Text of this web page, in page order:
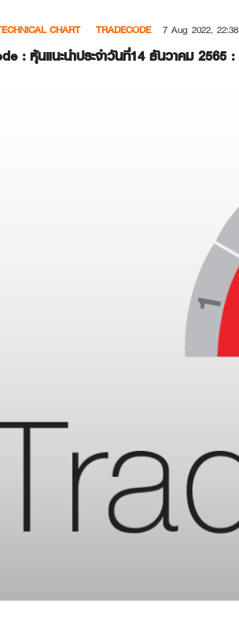
CHART TRADECODE 7 Aug 2022, 22:38
: หุ้นแนะนำประจำวันที่14 ธันวาคม 2565 :